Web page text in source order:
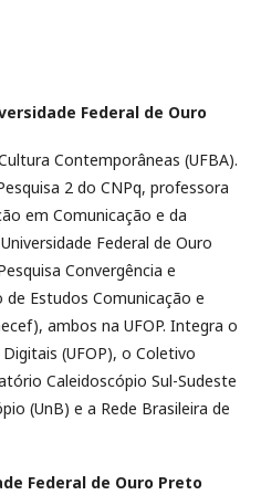
Federal de Ouro
Contemporâneas (UFBA).
2 do CNPq, professora
em Comunicação e da
Federal de Ouro
Convergência e
de Estudos Comunicação e
ambos na UFOP. Integra o
(UFOP), o Coletivo
Caleidoscópio Sul-Sudeste
(UnB) e a Rede Brasileira de
Federal de Ouro Preto